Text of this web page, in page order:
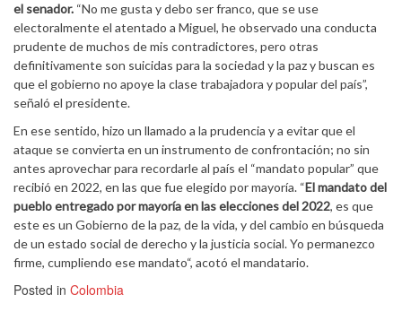
el senador. “No me gusta y debo ser franco, que se use
electoralmente el atentado a Miguel, he observado una conducta
prudente de muchos de mis contradictores, pero otras
definitivamente son suicidas para la sociedad y la paz y buscan es
que el gobierno no apoye la clase trabajadora y popular del país”,
señaló el presidente.
En ese sentido, hizo un llamado a la prudencia y a evitar que el
ataque se convierta en un instrumento de confrontación; no sin
antes aprovechar para recordarle al país el “mandato popular” que
recibió en 2022, en las que fue elegido por mayoría. “El mandato del
pueblo entregado por mayoría en las elecciones del 2022, es que
este es un Gobierno de la paz, de la vida, y del cambio en búsqueda
de un estado social de derecho y la justicia social. Yo permanezco
firme, cumpliendo ese mandato“, acotó el mandatario.
Posted in Colombia